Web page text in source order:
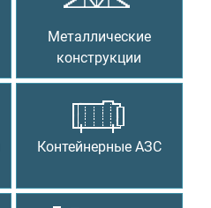
Металлические
конструкции
Контейнерные АЗС